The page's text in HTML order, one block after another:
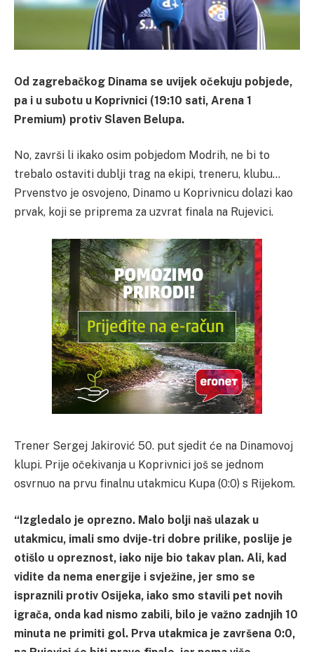
Od zagrebačkog Dinama se uvijek očekuju pobjede,
pa i u subotu u Koprivnici (19:10 sati, Arena 1
Premium) protiv Slaven Belupa.
No, završi li ikako osim pobjedom Modrih, ne bi to
trebalo ostaviti dublji trag na ekipi, treneru, klubu…
Prvenstvo je osvojeno, Dinamo u Koprivnicu dolazi kao
prvak, koji se priprema za uzvrat finala na Rujevici.
Trener Sergej Jakirović 50. put sjedit će na Dinamovoj
klupi. Prije očekivanja u Koprivnici još se jednom
osvrnuo na prvu finalnu utakmicu Kupa (0:0) s Rijekom.
“Izgledalo je oprezno. Malo bolji naš ulazak u
utakmicu, imali smo dvije-tri dobre prilike, poslije je
otišlo u opreznost, iako nije bio takav plan. Ali, kad
vidite da nema energije i svježine, jer smo se
ispraznili protiv Osijeka, iako smo stavili pet novih
igrača, onda kad nismo zabili, bilo je važno zadnjih 10
minuta ne primiti gol. Prva utakmica je završena 0:0,